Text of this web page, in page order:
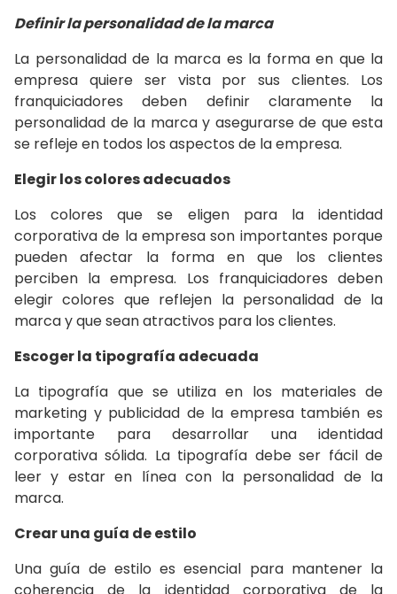
Definir la personalidad de la marca
La personalidad de la marca es la forma en que la
empresa quiere ser vista por sus clientes. Los
franquiciadores deben definir claramente la
personalidad de la marca y asegurarse de que esta
se refleje en todos los aspectos de la empresa.
Elegir los colores adecuados
Los colores que se eligen para la identidad
corporativa de la empresa son importantes porque
pueden afectar la forma en que los clientes
perciben la empresa. Los franquiciadores deben
elegir colores que reflejen la personalidad de la
marca y que sean atractivos para los clientes.
Escoger la tipografía adecuada
La tipografía que se utiliza en los materiales de
marketing y publicidad de la empresa también es
importante para desarrollar una identidad
corporativa sólida. La tipografía debe ser fácil de
leer y estar en línea con la personalidad de la
marca.
Crear una guía de estilo
Una guía de estilo es esencial para mantener la
coherencia de la identidad corporativa de la